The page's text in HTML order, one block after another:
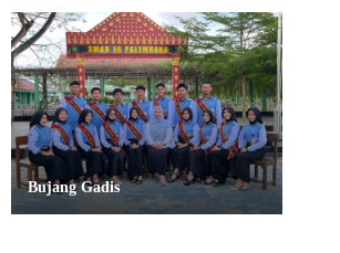
Bujang Gadis